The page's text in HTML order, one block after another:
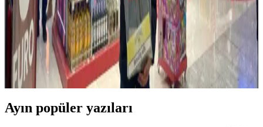
Batum'da Elektronik Ürün Alırken Güvenilir
Mağazalar ve Alışveriş İpuçları
Batum'da elektronik ürün alırken güvenilir mağazalar ve resmi
distribütörleri tercih edin, fiyat karşılaştırması yapın, garanti
belgelerini alın ve ürünlerin orijinalliğine dikkat edin.
Ayın popüler yazıları